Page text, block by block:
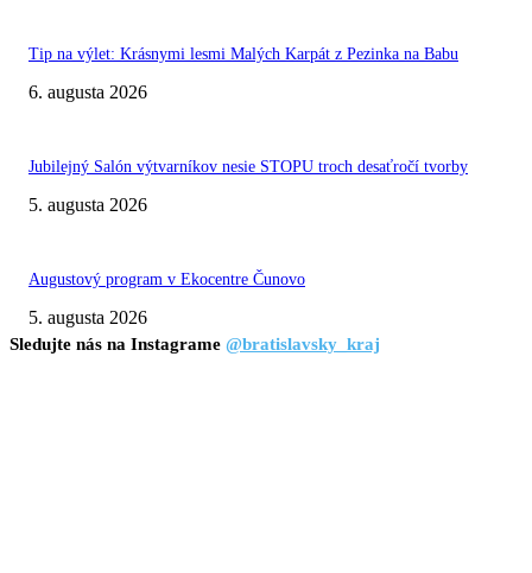
Tip na výlet: Krásnymi lesmi Malých Karpát z Pezinka na Babu
6. augusta 2026
Jubilejný Salón výtvarníkov nesie STOPU troch desaťročí tvorby
5. augusta 2026
Augustový program v Ekocentre Čunovo
5. augusta 2026
Sledujte nás na Instagrame @bratislavsky_kraj